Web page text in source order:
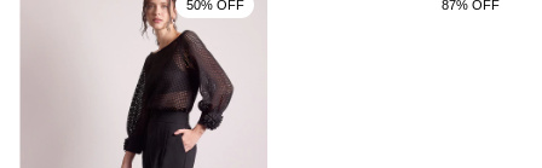
50% OFF 87% OFF